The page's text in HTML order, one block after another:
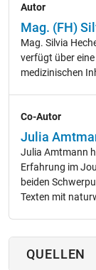
Autor
Mag. (FH)
Mag. Silvia
verfügt über
medizinischen
Co-Autor
Julia
Julia Amtmann
Erfahrung im
beiden
Texten mit
QUELLEN